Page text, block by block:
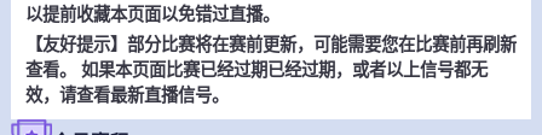
以提前收藏本页面以免错过直播。
【友好提示】部分比赛将在赛前更新，可能需要您在比赛前再刷新
查看。 如果本页面比赛已经过期已经过期，或者以上信号都无
效，请查看最新直播信号。